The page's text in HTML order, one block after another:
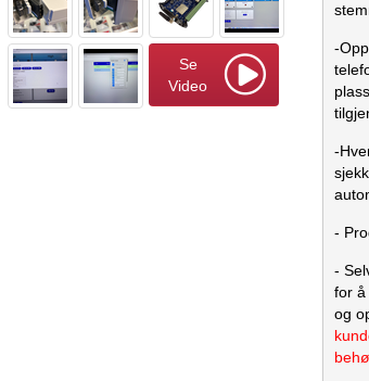
Se
Video
-
-
-
-
for å
og